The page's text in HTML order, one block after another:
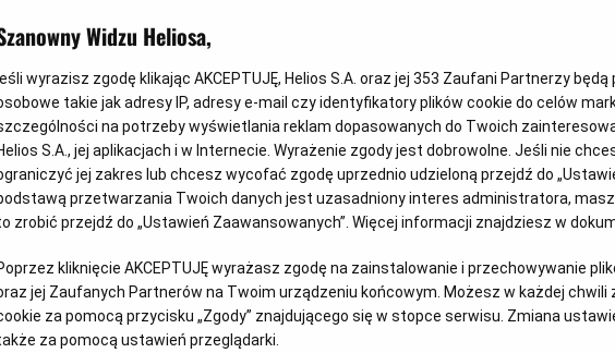
JuraParku!
fan Psiego Patrolu? Z
i Dinozaury”
konkursie.
Psi Patrol i dinozaury - nie przegap!
Dołącz do dzielnych bohaterów Psiego Patrolu w
Czytaj więcej
Widzu Heliosa,
wyrazisz zgodę klikając AKCEPTUJĘ, Helios S.A. oraz jej 353 Zaufani Partnerzy
takie jak adresy IP, adresy e-mail czy identyfikatory plików cookie do celów
na potrzeby wyświetlania reklam dopasowanych do Twoich
S.A., jej aplikacjach i w Internecie. Wyrażenie zgody jest dobrowolne. Jeśli nie
jej zakres lub chcesz wycofać zgodę uprzednio udzieloną przejdź do
przetwarzania Twoich danych jest uzasadniony interes administratora,
zrobić przejdź do „Ustawień Zaawansowanych”. Więcej informacji znajdziesz w
kliknięcie AKCEPTUJĘ wyrażasz zgodę na zainstalowanie i przechowywanie
jej Zaufanych Partnerów na Twoim urządzeniu końcowym. Możesz w każdej chwili
za pomocą przycisku „Zgody” znajdującego się w stopce serwisu. Zmiana
za pomocą ustawień przeglądarki.